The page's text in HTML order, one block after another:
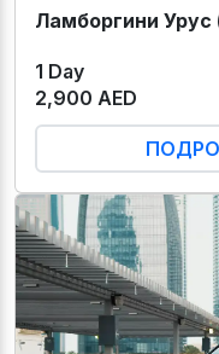
Ламборгини
1 Day
2,900 AED